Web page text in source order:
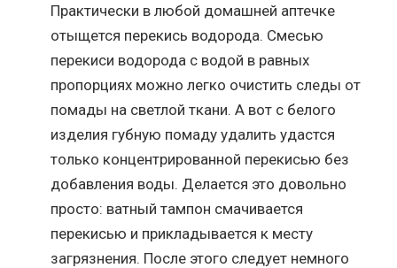
Практически в любой домашней аптечке
отыщется перекись водорода. Смесью
перекиси водорода с водой в равных
пропорциях можно легко очистить следы от
помады на светлой ткани. А вот с белого
изделия губную помаду удалить удастся
только концентрированной перекисью без
добавления воды. Делается это довольно
просто: ватный тампон смачивается
перекисью и прикладывается к месту
загрязнения. После этого следует немного